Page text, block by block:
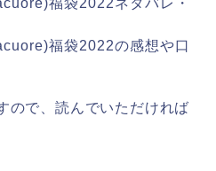
福袋2022ネタバレ・
福袋2022の感想や口
ので、読んでいただければ